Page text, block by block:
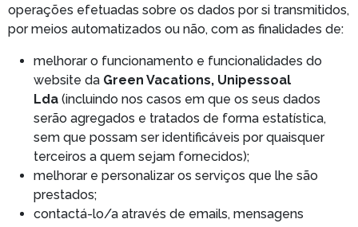
operações efetuadas sobre os dados por si transmitidos,
por meios automatizados ou não, com as finalidades de:
melhorar o funcionamento e funcionalidades do
website da Green Vacations, Unipessoal
Lda (incluindo nos casos em que os seus dados
serão agregados e tratados de forma estatística,
sem que possam ser identificáveis por quaisquer
terceiros a quem sejam fornecidos);
melhorar e personalizar os serviços que lhe são
prestados;
contactá-lo/a através de emails, mensagens